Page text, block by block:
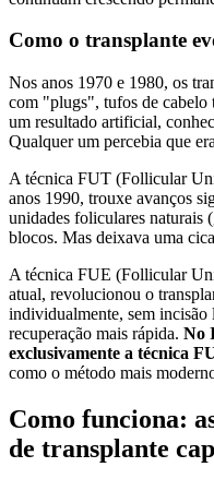
Como o transplante
Nos anos 1970 e 1980, os
com "plugs", tufos de cabelo
um resultado artificial,
Qualquer um percebia que
A técnica FUT (Follicular
anos 1990, trouxe avanços
unidades foliculares naturais
blocos. Mas deixava uma
A técnica FUE (Follicular
atual, revolucionou o
individualmente, sem
recuperação mais rápida. No
exclusivamente a técnica
como o método mais
Como funciona:
de transplante